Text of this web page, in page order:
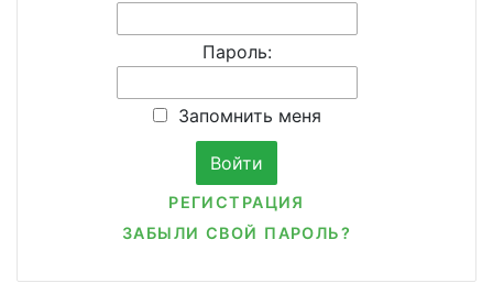
Пароль:
Запомнить меня
РЕГИСТРАЦИЯ
ЗАБЫЛИ СВОЙ ПАРОЛЬ?